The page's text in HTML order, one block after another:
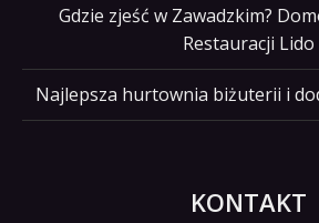
Gdzie zjeść w Zawadzkim?
Restauracji Lido
Najlepsza hurtownia biżuterii i
KONTAKT